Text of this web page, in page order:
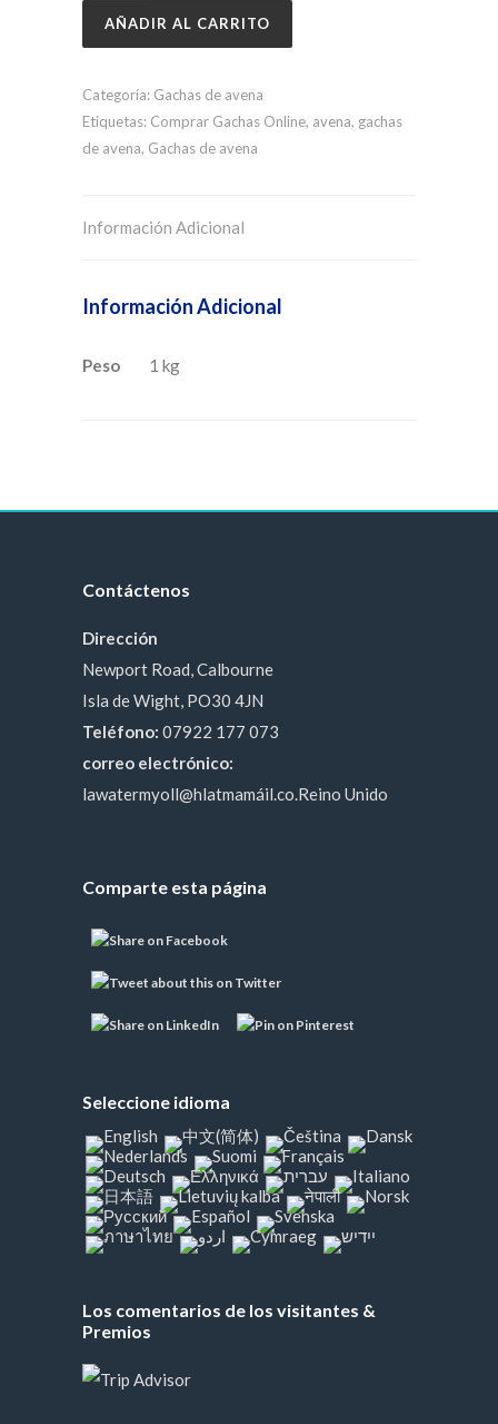
AÑADIR AL CARRITO
Categoría: Gachas de avena
Etiquetas: Comprar Gachas Online, avena, gachas
de avena, Gachas de avena
Información Adicional
Información Adicional
Peso 1 kg
Contáctenos
Dirección
Newport Road, Calbourne
Isla de Wight, PO30 4JN
Teléfono: 07922 177 073
correo electrónico:
lawatermyoll@hlatmamáil.co.Reino Unido
Comparte esta página
Seleccione idioma
Los comentarios de los visitantes &
Premios